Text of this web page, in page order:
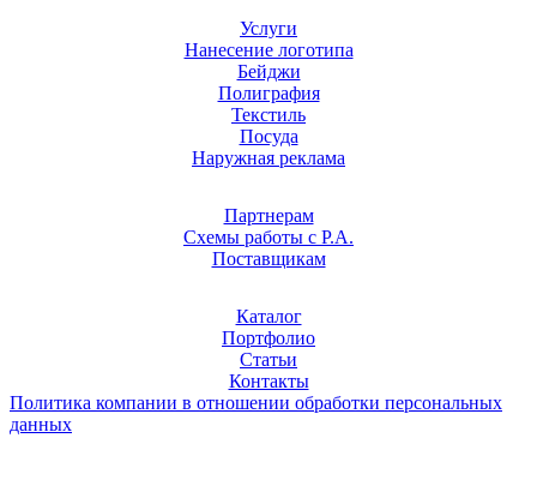
Услуги
Нанесение логотипа
Бейджи
Полиграфия
Текстиль
Посуда
Наружная реклама
Партнерам
Схемы работы с Р.А.
Поставщикам
Каталог
Портфолио
Статьи
Контакты
Политика компании в отношении обработки персональных
данных